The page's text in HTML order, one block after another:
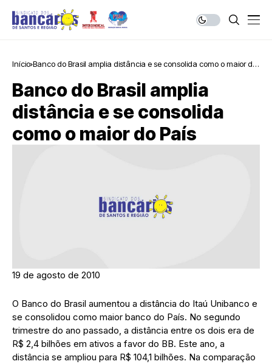
Início Banco do Brasil amplia distância e se consolida como o maior do
Banco do Brasil amplia
distância e se consolida
como o maior do País
19 de agosto de 2010
O Banco do Brasil aumentou a distância do Itaú Unibanco e
se consolidou como maior banco do País. No segundo
trimestre do ano passado, a distância entre os dois era de
R$ 2,4 bilhões em ativos a favor do BB. Este ano, a
distância se ampliou para R$ 104,1 bilhões. Na comparação